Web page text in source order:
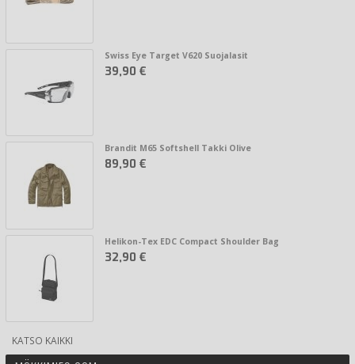
Swiss Eye Target V620 Suojalasit
39,90 €
Brandit M65 Softshell Takki Olive
89,90 €
Helikon-Tex EDC Compact Shoulder Bag
32,90 €
KATSO KAIKKI